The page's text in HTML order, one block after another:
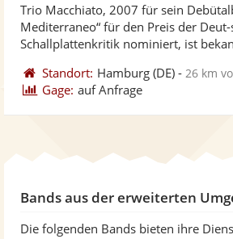
Trio Macchiato, 2007 für sein
Mediterraneo“ für den Preis der Deut-
Schallplattenkritik nominiert, ist
Standort: Hamburg (DE) - 26 km
Gage: auf Anfrage
Bands aus der erweiterten
Die folgenden Bands bieten ihre